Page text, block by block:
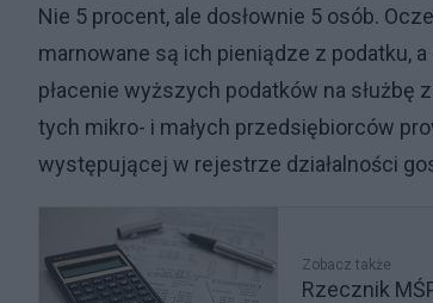
Nie 5 procent, ale dosłownie 5 osób.
marnowane są ich pieniądze z podatku,
płacenie wyższych podatków na
tych mikro- i małych przedsiębiorców
występującej w rejestrze działalności
Zobacz także
Rzecznik